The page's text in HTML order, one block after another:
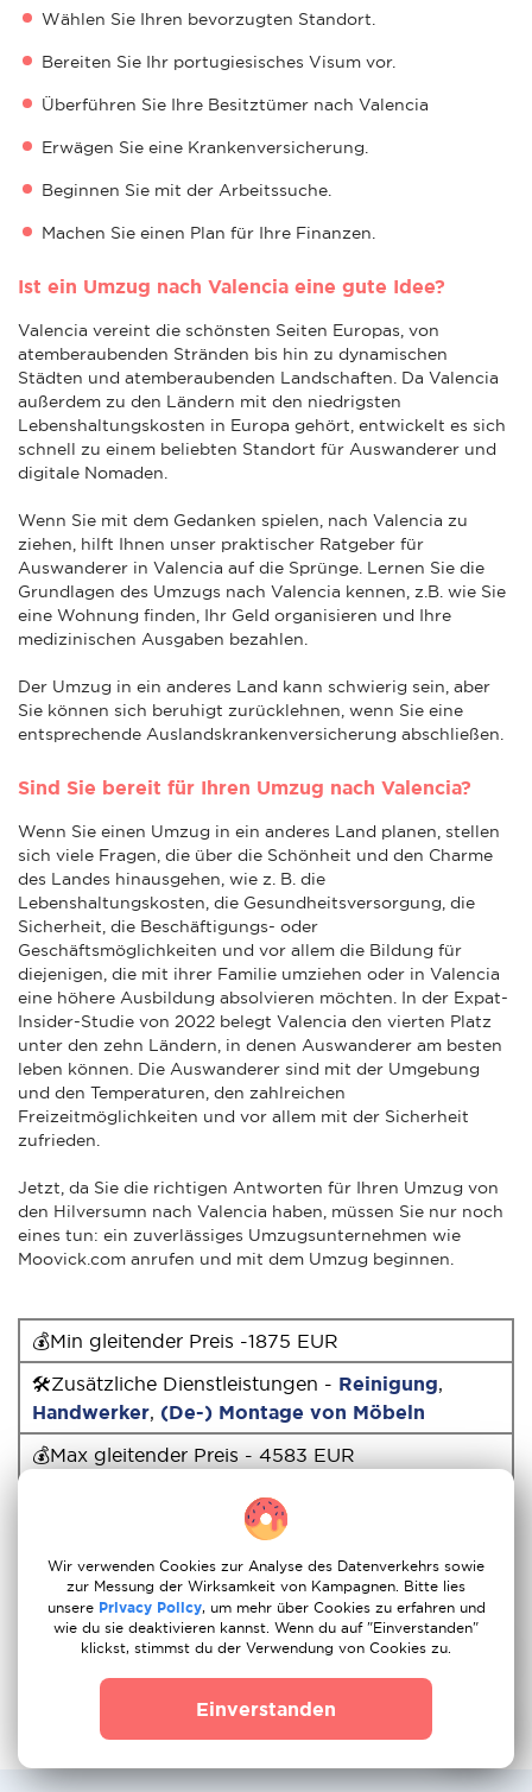
Wählen Sie Ihren bevorzugten Standort.
Bereiten Sie Ihr portugiesisches Visum vor.
Überführen Sie Ihre Besitztümer nach Valencia
Erwägen Sie eine Krankenversicherung.
Beginnen Sie mit der Arbeitssuche.
Machen Sie einen Plan für Ihre Finanzen.
Ist ein Umzug nach Valencia eine gute Idee?
Valencia vereint die schönsten Seiten Europas, von
atemberaubenden Stränden bis hin zu dynamischen
Städten und atemberaubenden Landschaften. Da Valencia
außerdem zu den Ländern mit den niedrigsten
Lebenshaltungskosten in Europa gehört, entwickelt es sich
schnell zu einem beliebten Standort für Auswanderer und
digitale Nomaden.
Wenn Sie mit dem Gedanken spielen, nach Valencia zu
ziehen, hilft Ihnen unser praktischer Ratgeber für
Auswanderer in Valencia auf die Sprünge. Lernen Sie die
Grundlagen des Umzugs nach Valencia kennen, z.B. wie Sie
eine Wohnung finden, Ihr Geld organisieren und Ihre
medizinischen Ausgaben bezahlen.
Der Umzug in ein anderes Land kann schwierig sein, aber
Sie können sich beruhigt zurücklehnen, wenn Sie eine
entsprechende Auslandskrankenversicherung abschließen.
Sind Sie bereit für Ihren Umzug nach Valencia?
Wenn Sie einen Umzug in ein anderes Land planen, stellen
sich viele Fragen, die über die Schönheit und den Charme
des Landes hinausgehen, wie z. B. die
Lebenshaltungskosten, die Gesundheitsversorgung, die
Sicherheit, die Beschäftigungs- oder
Geschäftsmöglichkeiten und vor allem die Bildung für
diejenigen, die mit ihrer Familie umziehen oder in Valencia
eine höhere Ausbildung absolvieren möchten. In der Expat-
Insider-Studie von 2022 belegt Valencia den vierten Platz
unter den zehn Ländern, in denen Auswanderer am besten
leben können. Die Auswanderer sind mit der Umgebung
und den Temperaturen, den zahlreichen
Freizeitmöglichkeiten und vor allem mit der Sicherheit
zufrieden.
Jetzt, da Sie die richtigen Antworten für Ihren Umzug von
den Hilversumn nach Valencia haben, müssen Sie nur noch
eines tun: ein zuverlässiges Umzugsunternehmen wie
Moovick.com anrufen und mit dem Umzug beginnen.
💰Min gleitender Preis -1875 EUR
🛠Zusätzliche Dienstleistungen - Reinigung,
Handwerker, (De-) Montage von Möbeln
💰Max gleitender Preis - 4583 EUR
IOS
Österreich
Spanien
💳Zahlungssysteme - Debit- und Kreditkarten,
Online Banking Sofort, Ideal, Bargeld
Wir verwenden Cookies zur Analyse des Datenverkehrs sowie
zur Messung der Wirksamkeit von Kampagnen. Bitte lies
unsere Privacy Policy, um mehr über Cookies zu erfahren und
wie du sie deaktivieren kannst. Wenn du auf "Einverstanden"
klickst, stimmst du der Verwendung von Cookies zu.
Einverstanden